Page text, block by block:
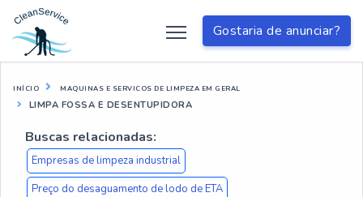
Gostaria de anunciar?
INÍCIO MAQUINAS E SERVICOS DE LIMPEZA EM GERAL
LIMPA FOSSA E DESENTUPIDORA
Buscas relacionadas:
Empresas de limpeza industrial
Preço do desaguamento de lodo de ETA